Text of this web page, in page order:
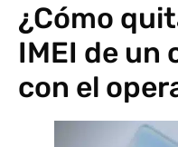
¿Cómo
IMEI de un
con el